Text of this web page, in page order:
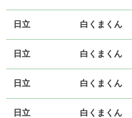
日立 白くまくん
日立 白くまくん
日立 白くまくん
日立 白くまくん